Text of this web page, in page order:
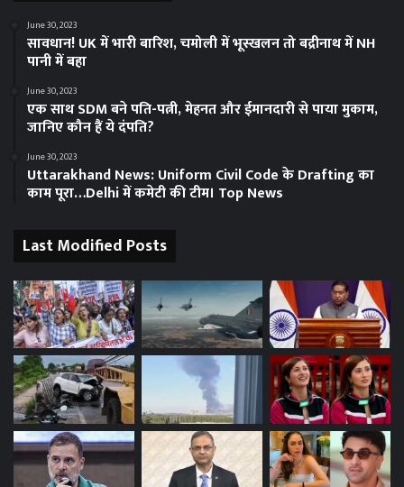
June 30, 2023
सावधान! UK में भारी बारिश, चमोली में भूस्‍खलन तो बद्रीनाथ में NH
पानी में बहा
June 30, 2023
एक साथ SDM बने पति-पत्नी, मेहनत और ईमानदारी से पाया मुकाम,
जानिए कौन हैं ये दंपति?
June 30, 2023
Uttarakhand News: Uniform Civil Code के Drafting का
काम पूरा…Delhi में कमेटी की टीम। Top News
Last Modified Posts